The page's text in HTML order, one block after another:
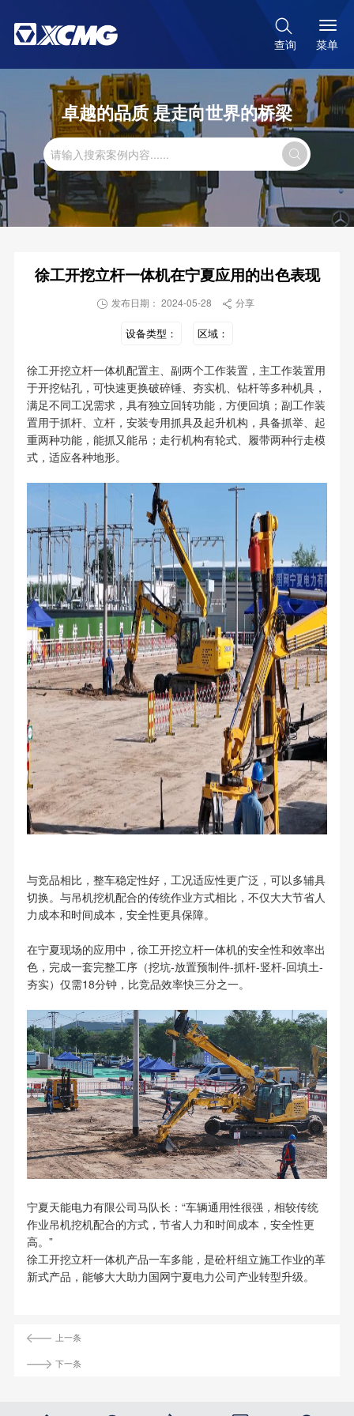

查询 菜单
卓越的品质 是走向世界的桥梁

徐工开挖立杆一体机在宁夏应用的出色表现
 发布日期： 2024-05-28  分享
设备类型： 区域：
徐工开挖立杆一体机配置主、副两个工作装置，主工作装置用
于开挖钻孔，可快速更换破碎锤、夯实机、钻杆等多种机具，
满足不同工况需求，具有独立回转功能，方便回填；副工作装
置用于抓杆、立杆，安装专用抓具及起升机构，具备抓举、起
重两种功能，能抓又能吊；走行机构有轮式、履带两种行走模
式，适应各种地形。
与竞品相比，整车稳定性好，工况适应性更广泛，可以多辅具
切换。与吊机挖机配合的传统作业方式相比，不仅大大节省人
力成本和时间成本，安全性更具保障。
在宁夏现场的应用中，徐工开挖立杆一体机的安全性和效率出
色，完成一套完整工序（挖坑-放置预制件-抓杆-竖杆-回填土-
夯实）仅需18分钟，比竞品效率快三分之一。
宁夏天能电力有限公司马队长：“车辆通用性很强，相较传统
作业吊机挖机配合的方式，节省人力和时间成本，安全性更
高。”
徐工开挖立杆一体机产品一车多能，是砼杆组立施工作业的革
新式产品，能够大大助力国网宁夏电力公司产业转型升级。
上一条
下一条